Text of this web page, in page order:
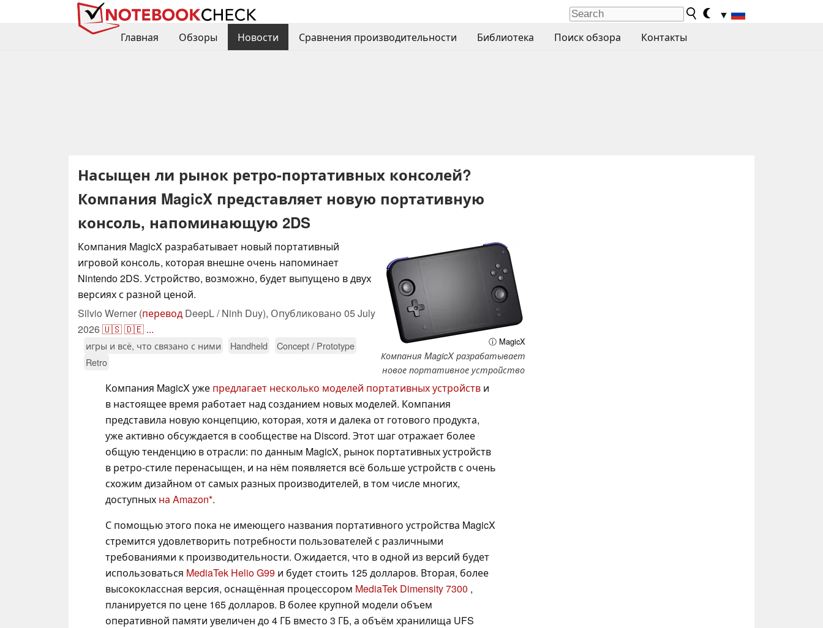
▼
Главная
Обзоры Новости Сравнения производительности Библиотека Поиск обзора Контакты
Насыщен ли рынок ретро-портативных консолей?
Компания MagicX представляет новую портативную
консоль, напоминающую 2DS
ⓘ MagicX
Компания MagicX разрабатывает
новое портативное устройство
Компания MagicX разрабатывает новый портативный
игровой консоль, которая внешне очень напоминает
Nintendo 2DS. Устройство, возможно, будет выпущено в двух
версиях с разной ценой.
Silvio Werner (перевод DeepL / Ninh Duy), Опубликовано 05 July
2026🇺🇸🇩🇪 ...
игры и всё, что связано с ними Handheld
Concept / Prototype
Retro
Компания MagicX уже предлагает несколько моделей портативных устройств и
в настоящее время работает над созданием новых моделей. Компания
представила новую концепцию, которая, хотя и далека от готового продукта,
уже активно обсуждается в сообществе на Discord. Этот шаг отражает более
общую тенденцию в отрасли: по данным MagicX, рынок портативных устройств
в ретро-стиле перенасыщен, и на нём появляется всё больше устройств с очень
схожим дизайном от самых разных производителей, в том числе многих,
доступных на Amazon .
С помощью этого пока не имеющего названия портативного устройства MagicX
стремится удовлетворить потребности пользователей с различными
требованиями к производительности. Ожидается, что в одной из версий будет
использоваться MediaTek Helio G99 и будет стоить 125 долларов. Вторая, более
высококлассная версия, оснащённая процессором MediaTek Dimensity 7300 ,
планируется по цене 165 долларов. В более крупной модели объем
оперативной памяти увеличен до 4 ГБ вместо 3 ГБ, а объём хранилища UFS